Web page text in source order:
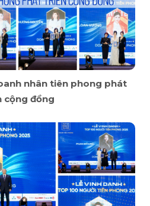
nhân tiên phong phát
cộng đồng